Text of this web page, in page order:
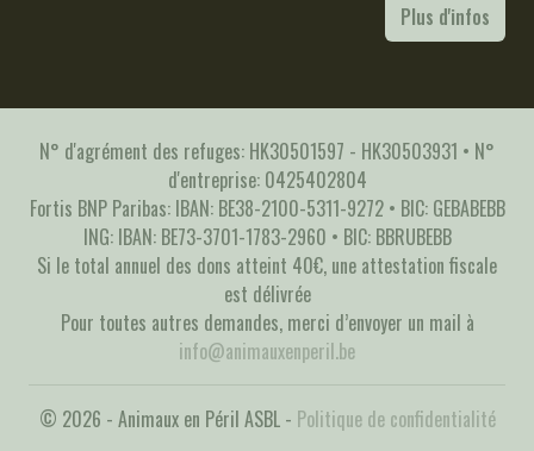
Plus d'infos
N° d'agrément des refuges: HK30501597 - HK30503931 • N°
d'entreprise: 0425402804
Fortis BNP Paribas: IBAN: BE38-2100-5311-9272 • BIC: GEBABEBB
ING: IBAN: BE73-3701-1783-2960 • BIC: BBRUBEBB
Si le total annuel des dons atteint 40€, une attestation fiscale
est délivrée
Pour toutes autres demandes, merci d’envoyer un mail à
info@animauxenperil.be
© 2026 - Animaux en Péril ASBL - Politique de confidentialité